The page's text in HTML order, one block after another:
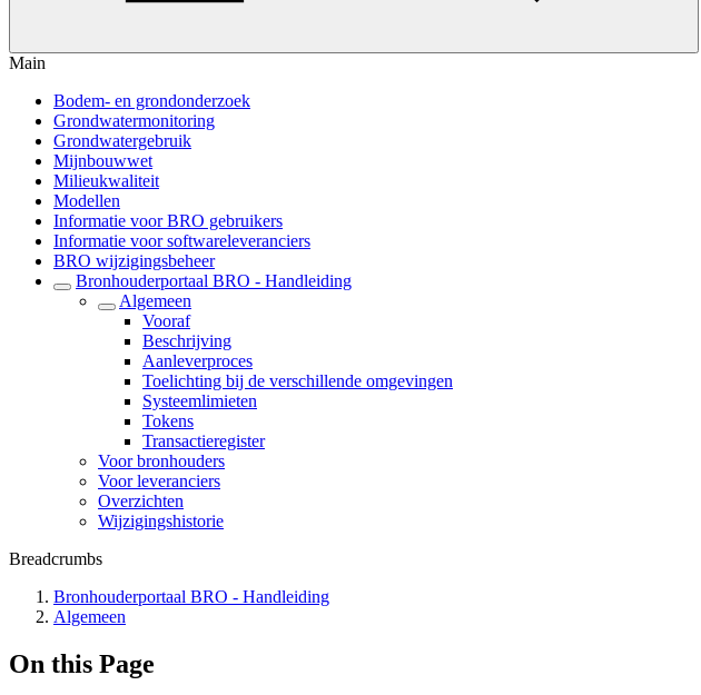
Main
Bodem- en grondonderzoek
Grondwatermonitoring
Grondwatergebruik
Mijnbouwwet
Milieukwaliteit
Modellen
Informatie voor BRO gebruikers
Informatie voor softwareleveranciers
BRO wijzigingsbeheer
Bronhouderportaal BRO - Handleiding
Algemeen
Vooraf
Beschrijving
Aanleverproces
Toelichting bij de verschillende omgevingen
Systeemlimieten
Tokens
Transactieregister
Voor bronhouders
Voor leveranciers
Overzichten
Wijzigingshistorie
Breadcrumbs
Bronhouderportaal BRO - Handleiding
Algemeen
On this Page